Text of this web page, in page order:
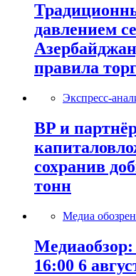
давлением
правила
Экспресс-
BP и
сохранив
тонн
Медиа
Медиаобзор:
16:00 6